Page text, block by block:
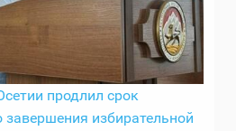
продлил срок
избирательной